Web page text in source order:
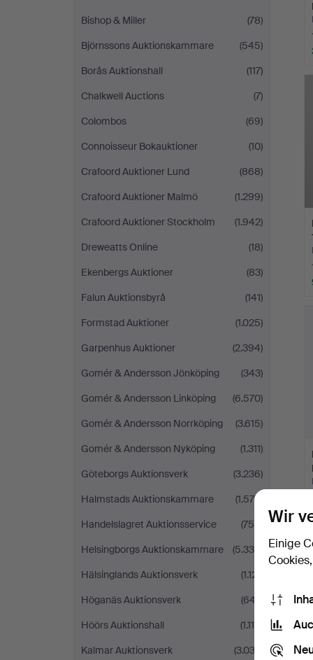
Bishop & Miller
(78)
Björnssons Auktionskammare
(545)
Borås Auktionshall
(117)
Chalkwell Auctions
(7)
Colombos
(69)
Connoisseur Bokauktioner
(10)
Crafoord Auktioner Lund
(868)
Crafoord Auktioner Malmö
(1.299)
Crafoord Auktioner Stockholm
(1.942)
Dreweatts Online
(18)
Ekenbergs Auktioner
(83)
Falun Auktionsbyrå
(141)
Formstad Auktioner
(1.025)
Garpenhus Auktioner
(2.394)
Gomér & Andersson Jönköping
(343)
Gomér & Andersson Linköping
(6.570)
Gomér & Andersson Norrköping
(3.615)
Gomér & Andersson Nyköping
(1.311)
Göteborgs Auktionsverk
(3.236)
Halmstads Auktionskammare
(1.576)
Handelslagret Auktionsservice
(756)
Helsingborgs Auktionskammare
(5.338)
Hälsinglands Auktionsverk
(1.121)
Höganäs Auktionsverk
(647)
Höörs Auktionshall
(1.115)
Kalmar Auktionsverk
(3.033)
Wir
Einige